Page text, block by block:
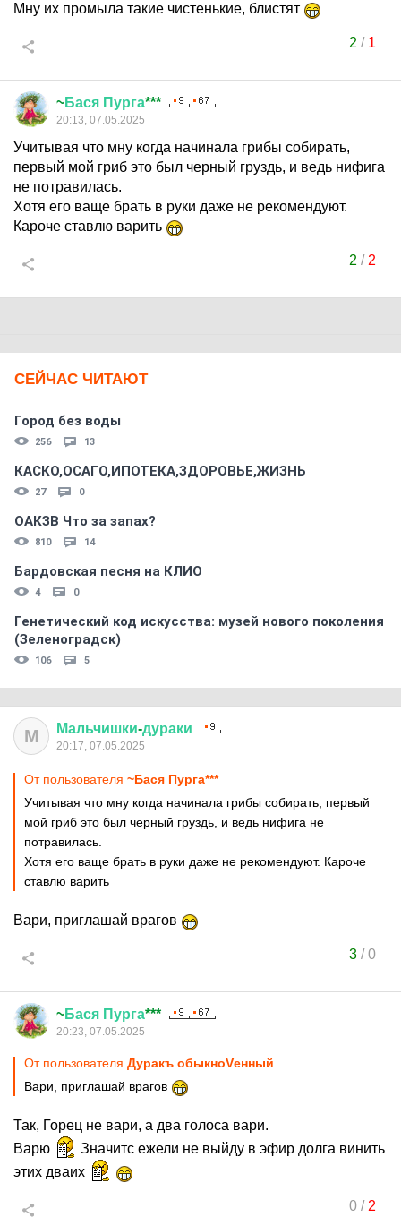
Мну их промыла такие чистенькие, блистят
2 / 1
~Бася Пурга***
20:13, 07.05.2025
Учитывая что мну когда начинала грибы собирать,
первый мой гриб это был черный груздь, и ведь нифига
не потравилась.
Хотя его ваще брать в руки даже не рекомендуют.
Кароче ставлю варить
2 / 2
СЕЙЧАС ЧИТАЮТ
Город без воды
256 13
КАСКО,ОСАГО,ИПОТЕКА,ЗДОРОВЬЕ,ЖИЗНЬ
27 0
ОАКЗВ Что за запах?
810 14
Бардовская песня на КЛИО
4 0
Генетический код искусства: музей нового поколения
(Зеленоградск)
106 5
М Мальчишки-дураки
20:17, 07.05.2025
От пользователя ~Бася Пурга***
Учитывая что мну когда начинала грибы собирать, первый
мой гриб это был черный груздь, и ведь нифига не
потравилась.
Хотя его ваще брать в руки даже не рекомендуют. Кароче
ставлю варить
Вари, приглашай врагов
3/0
~Бася Пурга***
20:23, 07.05.2025
От пользователя Дуракъ обыкноVенный
Вари, приглашай врагов
Так, Горец не вари, а два голоса вари.
Варю
Значитс ежели не выйду в эфир долга винить
этих дваих
0/ 2